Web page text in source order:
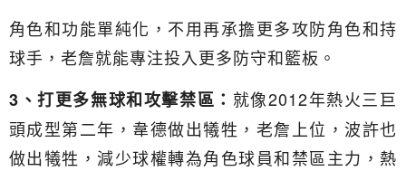
角色和功能單純化，不用再承擔更多攻防角色和持
球手，老詹就能專注投入更多防守和籃板。
3、打更多無球和攻擊禁區： 就像2012年熱火三巨
頭成型第二年，韋德做出犧牲，老詹上位，波許也
做出犧牲，減少球權轉為角色球員和禁區主力，熱